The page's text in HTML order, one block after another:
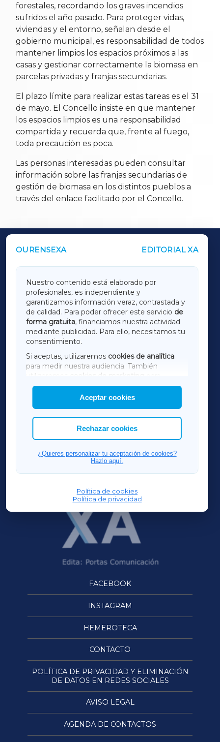
forestales, recordando los graves incendios
sufridos el año pasado. Para proteger vidas,
viviendas y el entorno, señalan desde el
gobierno municipal, es responsabilidad de todos
mantener limpios los espacios próximos a las
casas y gestionar correctamente la biomasa en
parcelas privadas y franjas secundarias.
El plazo límite para realizar estas tareas es el 31
de mayo. El Concello insiste en que mantener
los espacios limpios es una responsabilidad
compartida y recuerda que, frente al fuego,
toda precaución es poca.
Las personas interesadas pueden consultar
información sobre las franjas secundarias de
gestión de biomasa en los distintos pueblos a
través del enlace facilitado por el Concello.
OURENSEXA EDITORIAL XA
Nuestro contenido está elaborado por
profesionales, es independiente y
garantizamos información veraz, contrastada y
de calidad. Para poder ofrecer este servicio de
forma gratuita, financiamos nuestra actividad
mediante publicidad. Para ello, necesitamos tu
consentimiento.
Si aceptas, utilizaremos cookies de analítica
para medir nuestra audiencia. También
utilizaremos
cookies de marketing
mostrar publicidad de terceros.
Asimismo, puedes personalizar la elección de
las cookies que deseas permitir.
Aceptar cookies
Rechazar cookies
¿Quieres personalizar tu aceptación de cookies?
Hazlo aquí.
Política de cookies
Política de privacidad
OUTROS PERIÓDICOS
LUGOXA
TERRACHAXA
AMARIÑAXA
RIBEIRASACRAXA
ACORUÑAXA
FERROLXA
OURENSEXA
FACEBOOK
INSTAGRAM
HEMEROTECA
CONTACTO
POLÍTICA DE PRIVACIDAD Y ELIMINACIÓN
DE DATOS EN REDES SOCIALES
AVISO LEGAL
AGENDA DE CONTACTOS